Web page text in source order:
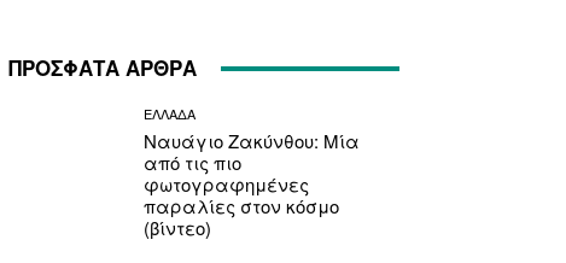
ΠΡΟΣΦΑΤΑ ΑΡΘΡΑ
ΕΛΛΑΔΑ
Ναυάγιο Ζακύνθου: Μία
από τις πιο
φωτογραφημένες
παραλίες στον κόσμο
(βίντεο)